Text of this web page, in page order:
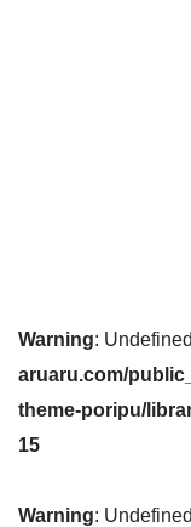
Warning:
aruaru.com/
theme-poripu/
15
Warning: